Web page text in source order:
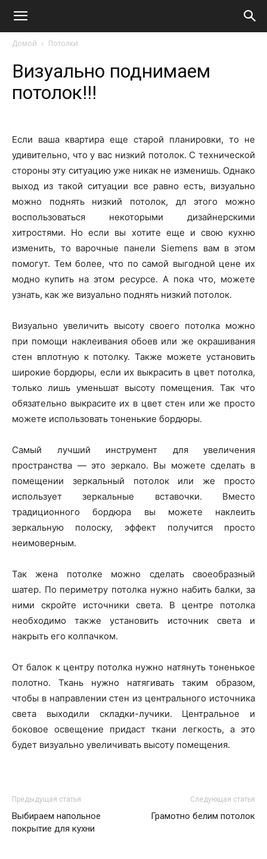
Домой Потолки
Визуально поднимаем
потолок!!!
Если ваша квартира еще старой планировки, то не
удивительно, что у вас низкий потолок. С технической
стороны эту ситуацию уже никак не изменишь. Однако
выход из такой ситуации все равно есть, визуально
можно поднять низкий потолок, дл этого можно
воспользоваться некоторыми дизайнерскими
хитростями. Но если вы хотите еще и свою кухню
изменить, то варочные панели Siemens вам в этом
помогут. Тем более, что по самой выгодной цене их
модно купить на этом ресурсе. А пока что, можете
узнать, как же визуально поднять низкий потолок.
Визуально увеличить высоту своего потолка можно
при помощи наклеивания обоев или же окрашивания
стен вплотную к потолку. Также можете установить
широкие бордюры, если их выкрасить в цвет потолка,
только лишь уменьшат высоту помещения. Так что
обязательно выкрасите их в цвет стен или же просто
можете использовать тоненькие бордюры.
Самый лучший инструмент для увеличения
пространства — это зеркало. Вы можете сделать в
помещении зеркальный потолок или же просто
использует зеркальные вставочки. Вместо
традиционного бордюра вы можете наклеить
зеркальную полоску, эффект получится просто
неимоверным.
Так жена потолке можно сделать своеобразный
шатер. По периметру потолка нужно набить балки, за
ними скройте источники света. В центре потолка
необходимо также установить источник света и
накрыть его колпачком.
От балок к центру потолка нужно натянуть тоненькое
полотно. Ткань нужно натягивать таким образом,
чтобы в направлении стен из центрального источника
света выходили складки-лучики. Центральное и
боковое освещение придаст ткани легкость, а это
будет визуально увеличивать высоту помещения.
Предыдущая статья
Выбираем напольное
покрытие для кухни
Следующая статья
Грамотно белим потолок